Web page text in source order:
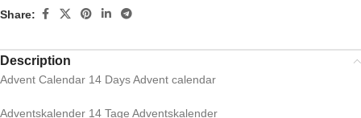
Share:
Description
Advent Calendar 14 Days Advent calendar
Adventskalender 14 Tage Adventskalender